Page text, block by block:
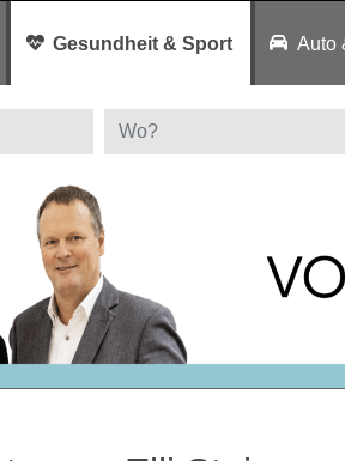
Gesundheit & Sport Auto